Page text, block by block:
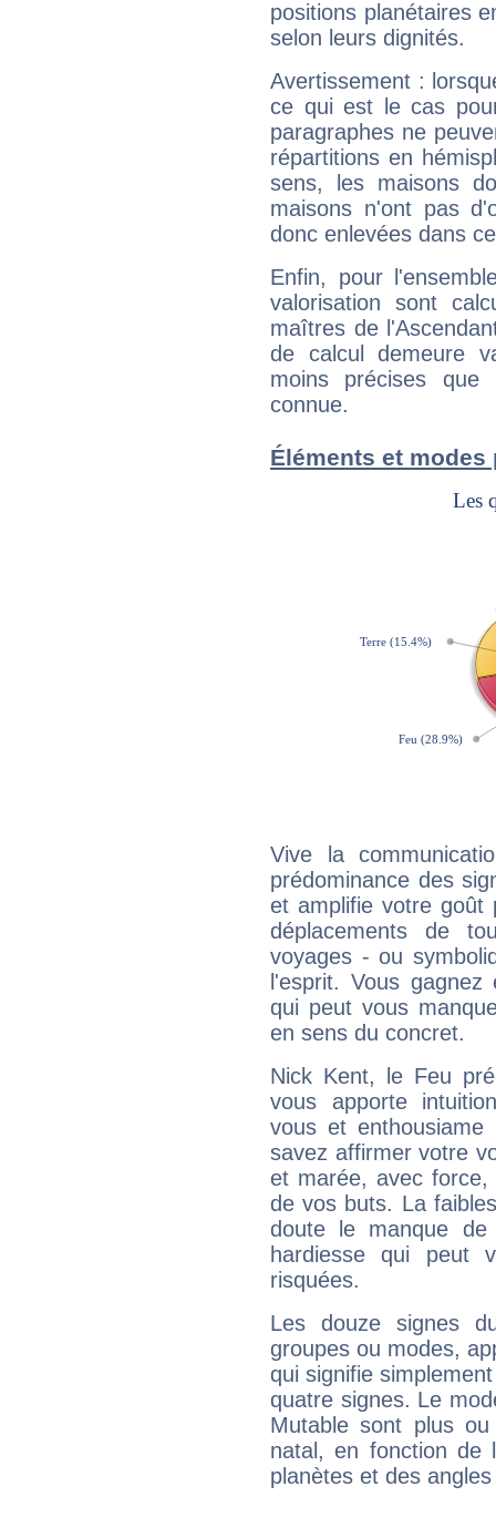
positions planétaires
selon leurs dignités.
Avertissement :
ce qui est le cas
paragraphes ne
répartitions en
sens, les maisons
maisons n'ont pas
donc enlevées dans
Enfin, pour
valorisation sont
maîtres de
de calcul demeure
moins précises que
connue.
Éléments et modes
Vive la
prédominance des
et amplifie votre goût
déplacements de
voyages - ou
l'esprit. Vous
qui peut vous
en sens du concret.
Nick Kent, le Feu
vous apporte
vous et
savez affirmer votre
et marée, avec
de vos buts. La
doute le manque
hardiesse qui peut
risquées.
Les douze signes
groupes ou modes,
qui signifie
quatre signes. Le
Mutable sont plus
natal, en fonction de
planètes et des